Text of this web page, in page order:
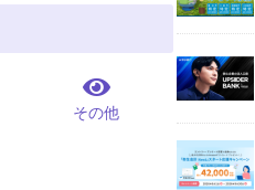
その他